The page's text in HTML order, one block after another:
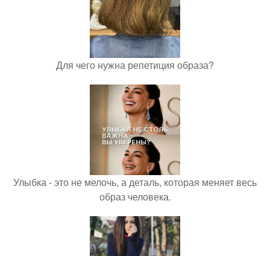
Для чего нужна репетиция образа?
Улыбка - это не мелочь, а деталь, которая меняет весь
образ человека.